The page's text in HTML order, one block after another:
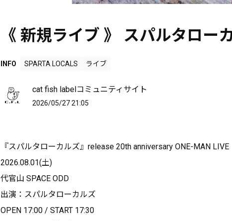
《 新規ライブ 》 スパルタロー
INFO SPARTA LOCALS ライブ
cat fish labelコミュニティサイト
2026/05/27 21:05
『スパルタローカルズ』release 20th anniversary ONE-MAN LIVE
2026.08.01(土)
代官山 SPACE ODD
出演：スパルタローカルズ
OPEN 17:00 / START 17:30